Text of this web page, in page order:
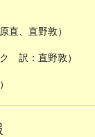
直、直野敦）
訳：直野敦）